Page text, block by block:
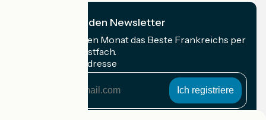
Ich abonniere den Newsletter
Erhalten Sie jeden Monat das Beste Frankreichs per
Rad in Ihrem Postfach.
Meine E-Mail-Adresse